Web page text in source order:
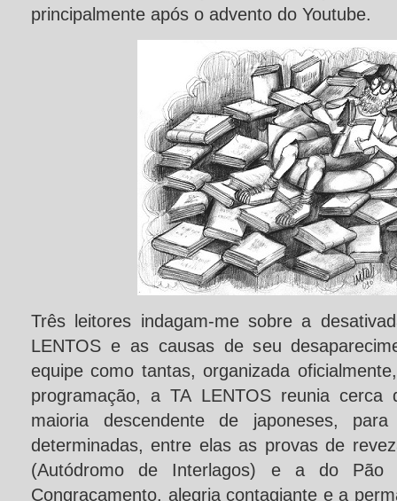
principalmente após o advento do Youtube.
Três leitores indagam-me sobre a
LENTOS e as causas de seu
equipe como tantas, organizada
programação, a TA LENTOS reunia
maioria descendente de japoneses,
determinadas, entre elas as provas de
(Autódromo de Interlagos) e a do Pão
Congraçamento. alegria contagiante e a